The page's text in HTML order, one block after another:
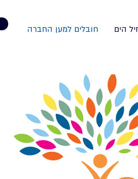
הים חובלים למען החברה